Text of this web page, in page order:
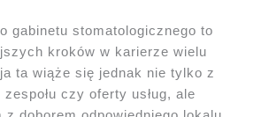
gabinetu stomatologicznego to
kroków w karierze wielu
ta wiąże się jednak nie tylko z
czy oferty usług, ale